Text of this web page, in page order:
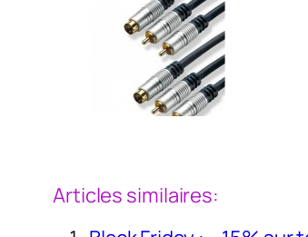
Articles similaires: